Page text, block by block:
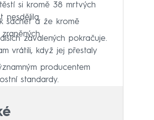
si kromě 38 mrtvých
nesdělila.
šachet a že kromě
zavalených pokračuje.
vrátili, když jej přestaly
producentem
standardy.